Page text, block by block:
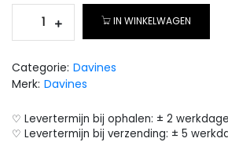
IN WINKELWAGEN
Categorie: Davines
Merk: Davines
♡ Levertermijn bij ophalen: ± 2
♡ Levertermijn bij verzending: ± 5